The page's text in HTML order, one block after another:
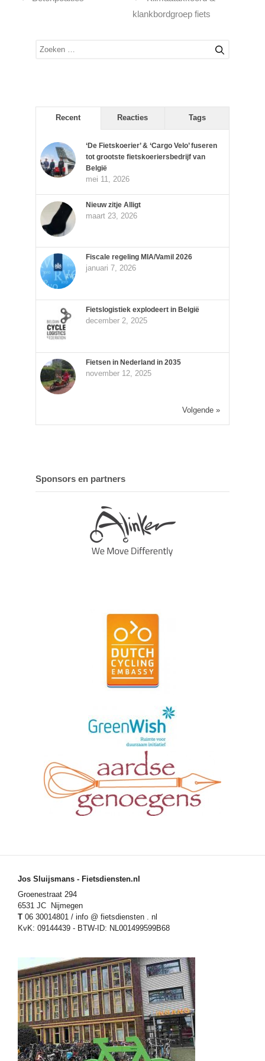
klankbordgroep fiets
Zoek
Recent Reacties Tags
‘De Fietskoerier’ & ‘Cargo Velo’ fuseren
tot grootste fietskoeriersbedrijf van
België
mei 11, 2026
Nieuw zitje Alligt
maart 23, 2026
Fiscale regeling MIA/Vamil 2026
januari 7, 2026
Fietslogistiek explodeert in België
december 2, 2025
Fietsen in Nederland in 2035
november 12, 2025
Volgende »
Sponsors en partners
Jos Sluijsmans - Fietsdiensten.nl
Groenestraat 294
6531 JC Nijmegen
T 06 30014801 / info @ fietsdiensten . nl
KvK: 09144439 - BTW-ID: NL001499599B68